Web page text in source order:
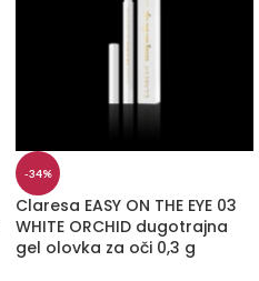
-34%
Claresa EASY ON THE EYE 03
WHITE ORCHID dugotrajna
gel olovka za oči 0,3 g